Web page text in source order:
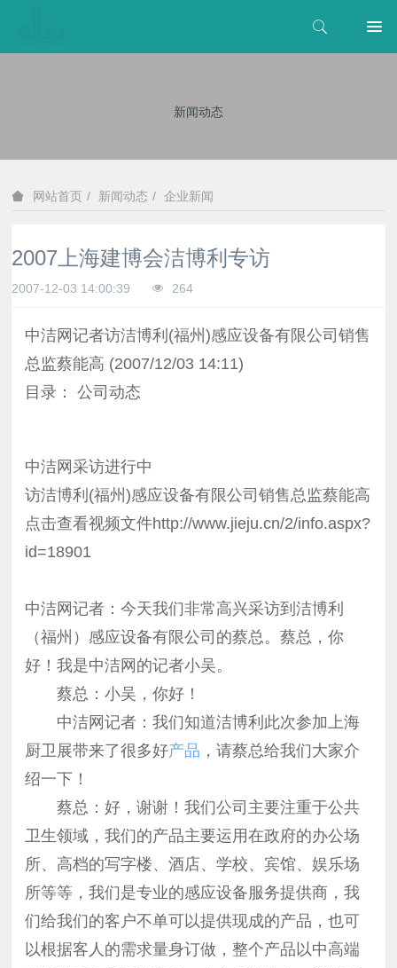
新闻动态
网站首页 新闻动态 企业新闻
2007上海建博会洁博利专访
2007-12-03 14:00:39 264
中洁网记者访洁博利(福州)感应设备有限公司销售
总监蔡能高 (2007/12/03 14:11)
目录： 公司动态
中洁网采访进行中
访洁博利(福州)感应设备有限公司销售总监蔡能高
点击查看视频文件http://www.jieju.cn/2/info.aspx?
id=18901
中洁网记者：今天我们非常高兴采访到洁博利
（福州）感应设备有限公司的蔡总。蔡总，你
好！我是中洁网的记者小吴。
蔡总：小吴，你好！
中洁网记者：我们知道洁博利此次参加上海
厨卫展带来了很多好产品 ，请蔡总给我们大家介
绍一下！
蔡总：好，谢谢！我们公司主要注重于公共
卫生领域，我们的产品主要运用在政府的办公场
所、高档的写字楼、酒店、学校、宾馆、娱乐场
所等等，我们是专业的感应设备服务提供商，我
们给我们的客户不单可以提供现成的产品，也可
以根据客人的需求量身订做，整个产品以中高端